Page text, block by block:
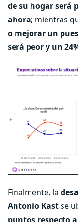
de su hogar será
ahora; mientras
o mejorar un
será peor y un
Finalmente, la
Antonio Kastse
puntos respecto